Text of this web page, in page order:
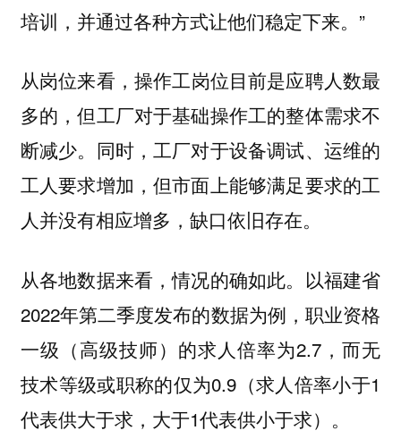
培训，并通过各种方式让他们稳定下来。”
从岗位来看 ，操作工岗位目前是应聘人数最
多的，但工厂对于基础操作工的整体需求不
断减少。同时，工厂对于设备调试、运维的
工人要求增加，但市面上能够满足要求的工
人并没有相应增多，缺口依旧存在。
从各地数据来看，情况的确如此。以福建省
2022年第二季度发布的数据为例，职业资格
一级（高级技师）的求人倍率为2.7，而无
技术等级或职称的仅为0.9（求人倍率小于1
代表供大于求，大于1代表供小于求）。